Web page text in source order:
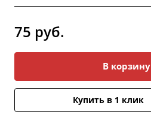
75 руб.
В корзину
Купить в 1 клик